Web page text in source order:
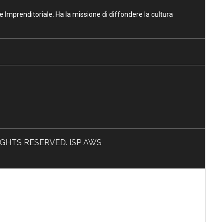
Imprenditoriale. Ha la missione di diffondere la cultura
RESERVED. ISP AWS